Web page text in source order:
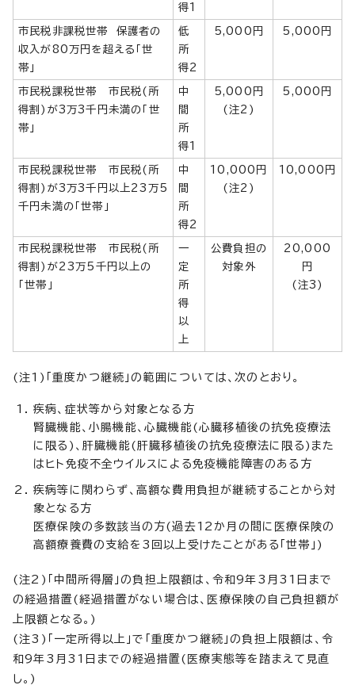
得1
市民税非課税世帯 保護者の
収入が80万円を超える「世
帯」
低
所
得2
5,000円 5,000円
市民税課税世帯 市民税(所
得割)が3万3千円未満の「世
帯」
中
間
所
得1
5,000円
(注2)
5,000円
市民税課税世帯 市民税(所
得割)が3万3千円以上23万5
千円未満の「世帯」
中
間
所
得2
10,000円
(注2)
10,000円
市民税課税世帯 市民税(所
得割)が23万5千円以上の
「世帯」
一
定
所
得
以
上
公費負担の
対象外
20,000
円
(注3)
(注1)「重度かつ継続」の範囲については、次のとおり。
疾病、症状等から対象となる方
腎臓機能、小腸機能、心臓機能(心臓移植後の抗免疫療法
に限る)、肝臓機能(肝臓移植後の抗免疫療法に限る)また
はヒト免疫不全ウイルスによる免疫機能障害のある方
疾病等に関わらず、高額な費用負担が継続することから対
象となる方
医療保険の多数該当の方(過去12か月の間に医療保険の
高額療養費の支給を3回以上受けたことがある「世帯」)
(注2)「中間所得層」の負担上限額は、令和9年3月31日まで
の経過措置(経過措置がない場合は、医療保険の自己負担額が
上限額となる。)
(注3)「一定所得以上」で「重度かつ継続」の負担上限額は、令
和9年3月31日までの経過措置(医療実態等を踏まえて見直
し。)